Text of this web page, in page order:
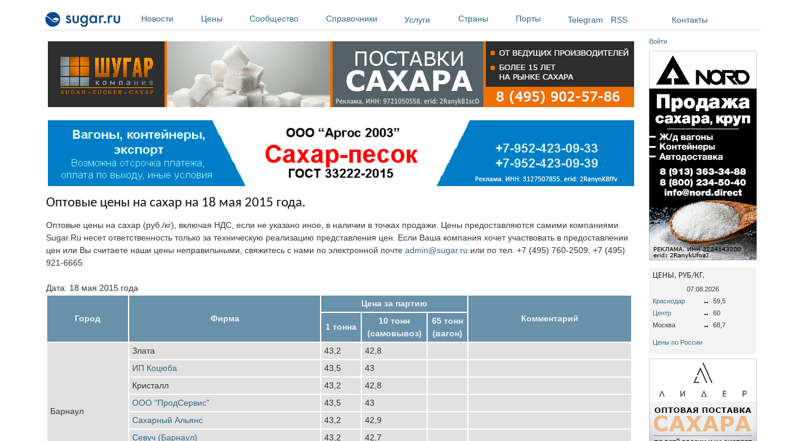
Новости
Цены Сообщество Справочники Услуги Страны Порты Telegram RSS Контакты
Оптовые цены на сахар на 18 мая 2015 года.
Оптовые цены на сахар (руб./кг), включая НДС, если не указано иное, в наличии в точках продажи. Цены предоставляются самими компаниями.
Sugar.Ru несет ответственность только за техническую реализацию представления цен. Если Ваша компания хочет участвовать в предоставлении
цен или Вы считаете наши цены неправильными, свяжитесь с нами по электронной почте admin@sugar.ru или по тел. +7 (495) 760-2509, +7 (495)
921-6665
Дата: 18 мая 2015 года
Город Фирма
Цена за партию
Комментарий
1 тонна
10 тонн
(самовывоз)
65 тонн
(вагон)
Барнаул
Злата 43,2
42,8
ИП Коцюба
43,5
43
Кристалл
43,2
42,8
ООО "ПродСервис"
43,5
43
Сахарный Альянс
43,2
42,9
Севуч (Барнаул)
43,2
42,7
Войти
ЦЕНЫ, РУБ/КГ.
07.08.2026
Краснодар
↔
59,5
Центр
↔
60
Москва
↔ 68,7
Цены по России